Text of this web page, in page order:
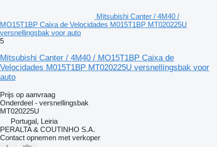
Mitsubishi Canter / 4M40 /
MO15T1BP Caixa de Velocidades M015T1BP MT020225U
versnellingsbak voor auto
5
Mitsubishi Canter / 4M40 / MO15T1BP Caixa de
Velocidades M015T1BP MT020225U versnellingsbak voor
auto
Prijs op aanvraag
Onderdeel - versnellingsbak
MT020225U
Portugal, Leiria
PERALTA & COUTINHO S.A.
Contact opnemen met verkoper